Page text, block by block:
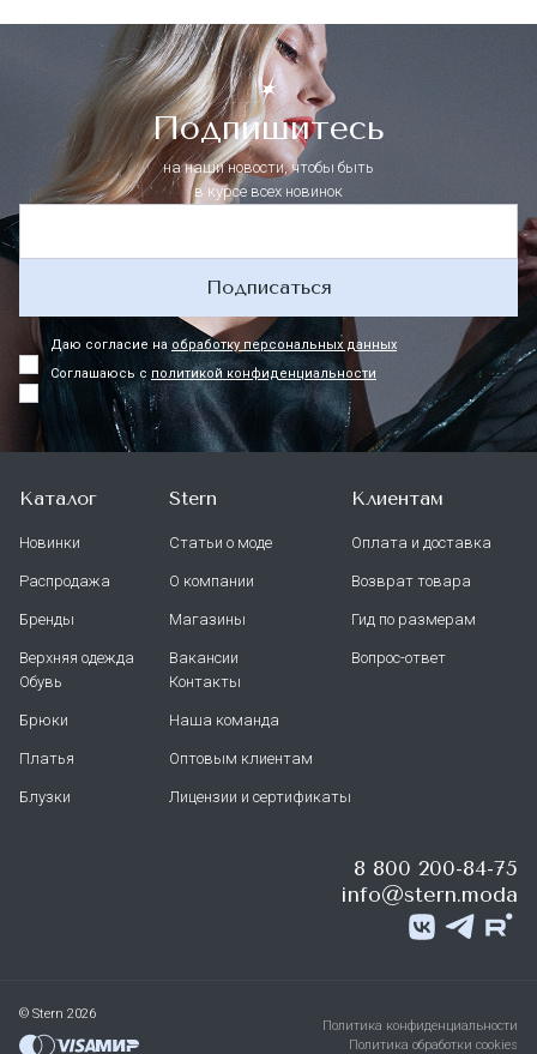
Подпишитесь
на наши новости, чтобы быть
в курсе всех новинок
Подписаться
Даю согласие наобработку персональных данных
Соглашаюсь с политикой конфиденциальности
Каталог
Новинки
Распродажа
Бренды
Верхняя одежда
Обувь
Брюки
Платья
Блузки
Stern
Статьи о моде
О компании
Магазины
Вакансии
Контакты
Наша команда
Оптовым клиентам
Лицензии и сертификаты
Клиентам
Оплата и доставка
Возврат товара
Гид по размерам
Вопрос-ответ
8 800 200-84-75
info@stern.moda
© Stern 2026
Политика конфиденциальности
Политика обработки cookies